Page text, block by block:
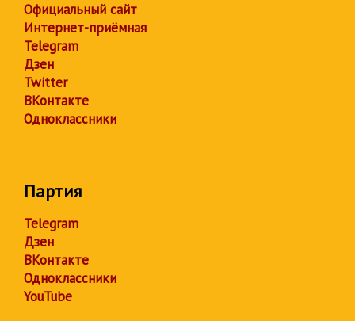
Официальный сайт
Интернет-приёмная
Telegram
Дзен
Twitter
ВКонтакте
Одноклассники
Партия
Telegram
Дзен
ВКонтакте
Одноклассники
YouTube